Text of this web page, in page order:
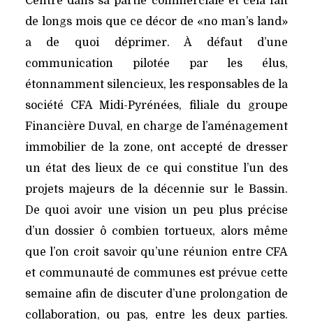
de longs mois que ce décor de «no man’s land»
a de quoi déprimer. À défaut d’une
communication pilotée par les élus,
étonnamment silencieux, les responsables de la
société CFA Midi-Pyrénées, filiale du groupe
Financière Duval, en charge de l’aménagement
immobilier de la zone, ont accepté de dresser
un état des lieux de ce qui constitue l’un des
projets majeurs de la décennie sur le Bassin.
De quoi avoir une vision un peu plus précise
d’un dossier ô combien tortueux, alors même
que l’on croit savoir qu’une réunion entre CFA
et communauté de communes est prévue cette
semaine afin de discuter d’une prolongation de
collaboration, ou pas, entre les deux parties.